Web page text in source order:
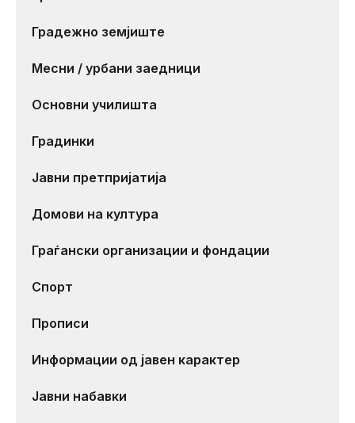
Градежно земјиште
Месни / урбани заедници
Основни училишта
Градинки
Јавни претпријатија
Домови на култура
Граѓански организации и фондации
Спорт
Прописи
Информации од јавен карактер
Јавни набавки